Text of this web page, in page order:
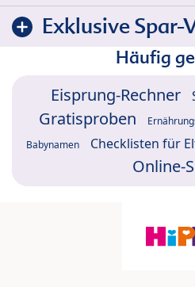
Exklusive Spar-
Häufig
Eisprung-Rechner
Gratisproben
Babynamen Checklisten für
Online-